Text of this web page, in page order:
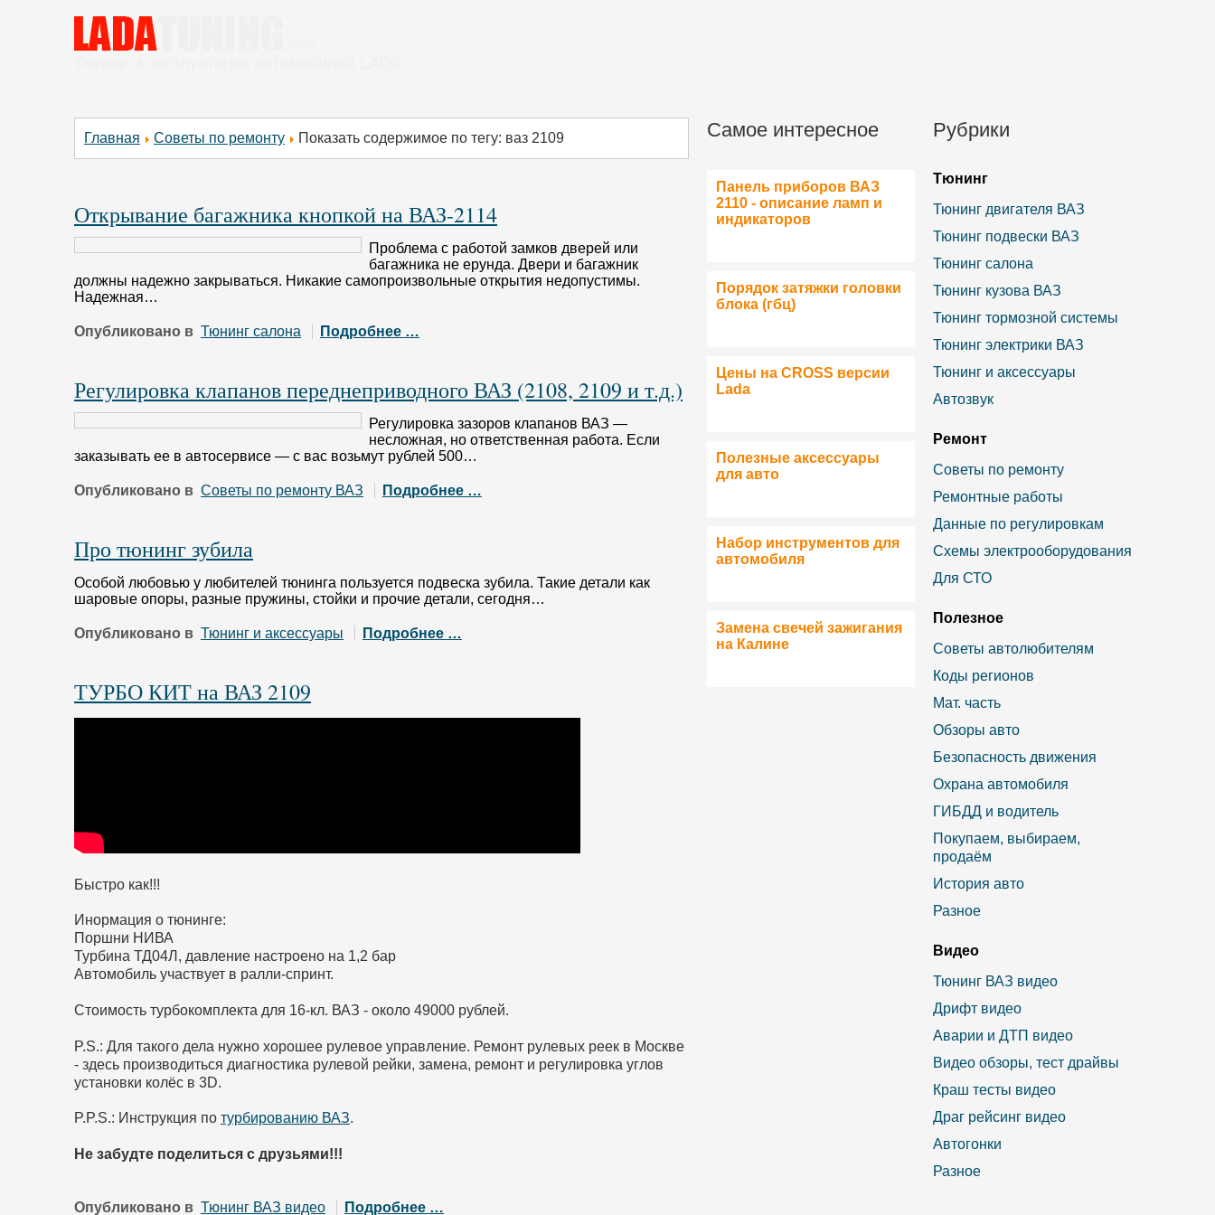
Главная Советы по ремонту Показать содержимое по тегу: ваз 2109
Открывание багажника кнопкой на ВАЗ-2114
Проблема с работой замков дверей или
багажника не ерунда. Двери и багажник
должны надежно закрываться. Никакие самопроизвольные открытия недопустимы.
Надежная…
Опубликовано в Тюнинг салона Подробнее …
Регулировка клапанов переднеприводного ВАЗ (2108, 2109 и т.д.)
Регулировка зазоров клапанов ВАЗ —
несложная, но ответственная работа. Если
заказывать ее в автосервисе — с вас возьмут рублей 500…
Опубликовано в Советы по ремонту ВАЗ Подробнее …
Про тюнинг зубила
Особой любовью у любителей тюнинга пользуется подвеска зубила. Такие детали как
шаровые опоры, разные пружины, стойки и прочие детали, сегодня…
Опубликовано в Тюнинг и аксессуары Подробнее …
ТУРБО КИТ на ВАЗ 2109
Быстро как!!!
Инормация о тюнинге:
Поршни НИВА
Турбина ТД04Л, давление настроено на 1,2 бар
Автомобиль участвует в ралли-спринт.
Стоимость турбокомплекта для 16-кл. ВАЗ - около 49000 рублей.
P.S.: Для такого дела нужно хорошее рулевое управление. Ремонт рулевых реек в Москве
- здесь производиться диагностика рулевой рейки, замена, ремонт и регулировка углов
установки колёс в 3D.
P.P.S.: Инструкция по турбированию ВАЗ.
Не забудте поделиться с друзьями!!!
Опубликовано в Тюнинг ВАЗ видео Подробнее …
Самое интересное
Панель приборов ВАЗ
2110 - описание ламп и
индикаторов
Порядок затяжки головки
блока (гбц)
Цены на CROSS версии
Lada
Полезные аксессуары
для авто
Набор инструментов для
автомобиля
Замена свечей зажигания
на Калине
Рубрики
Тюнинг
Тюнинг двигателя ВАЗ
Тюнинг подвески ВАЗ
Тюнинг салона
Тюнинг кузова ВАЗ
Тюнинг тормозной системы
Тюнинг электрики ВАЗ
Тюнинг и аксессуары
Автозвук
Ремонт
Советы по ремонту
Ремонтные работы
Данные по регулировкам
Схемы электрооборудования
Для СТО
Полезное
Советы автолюбителям
Коды регионов
Мат. часть
Обзоры авто
Безопасность движения
Охрана автомобиля
ГИБДД и водитель
Покупаем, выбираем,
продаём
История авто
Разное
Видео
Тюнинг ВАЗ видео
Дрифт видео
Аварии и ДТП видео
Видео обзоры, тест драйвы
Краш тесты видео
Драг рейсинг видео
Автогонки
Разное